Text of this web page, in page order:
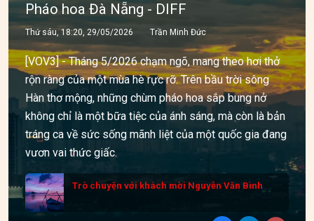
Pháo hoa Đà Nẵng - DIFF
Thứ sáu, 18:20, 29/05/2026 Trần Minh Đức
[VOV3] - Tháng 5/2026 chạm ngõ, mang theo hơi thở
rộn ràng của một mùa hè rực rỡ. Trên bầu trời sông
Hàn thơ mộng, những chùm pháo hoa sắp bung nở
không chỉ là một bữa tiệc của ánh sáng, mà còn là bản
tráng ca về sức sống mãnh liệt của một quốc gia đang
vươn vai thức giấc.
Trò chuyện với khách mời Nguyễn Văn Bình